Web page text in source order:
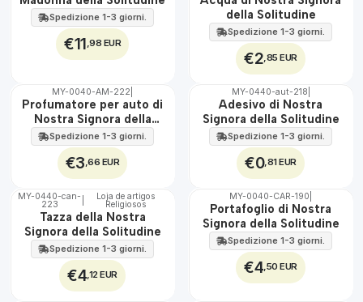
Spedizione 1-3 giorni.
€11,98 EUR
100%della Solitudine
Spedizione 1-3 giorni.
€2,85 EUR
🇵🇹
100%
MY-0040-AM-222
Profumatore per auto di
Nostra Signora della
Solitudine
Spedizione 1-3 giorni.
€3,66 EUR
🇵🇹
100%
MY-0440-aut-218
Adesivo di Nostra
Signora della Solitudine
Spedizione 1-3 giorni.
€0,81 EUR
🇵🇹
100%
MY-0440-can-
223
Loja de artigos
Religiosos
Tazza della Nostra
Signora della Solitudine
Spedizione 1-3 giorni.
€4,12 EUR
🇵🇹
100%
MY-0040-CAR-190
Portafoglio di Nostra
Signora della Solitudine
Spedizione 1-3 giorni.
€4,50 EUR